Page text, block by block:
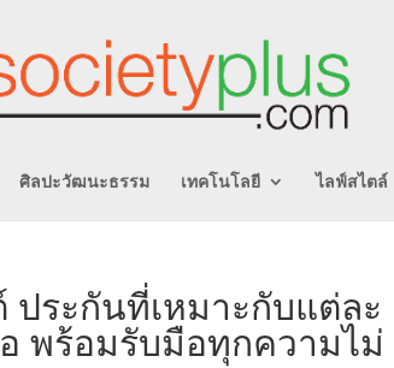
ศิลปะวัฒนะธรรม เทคโนโลยี ไลฟ์สไตล์
ระกันที่เหมาะกับแต่ละ
พร้อมรับมือทุกความไม่